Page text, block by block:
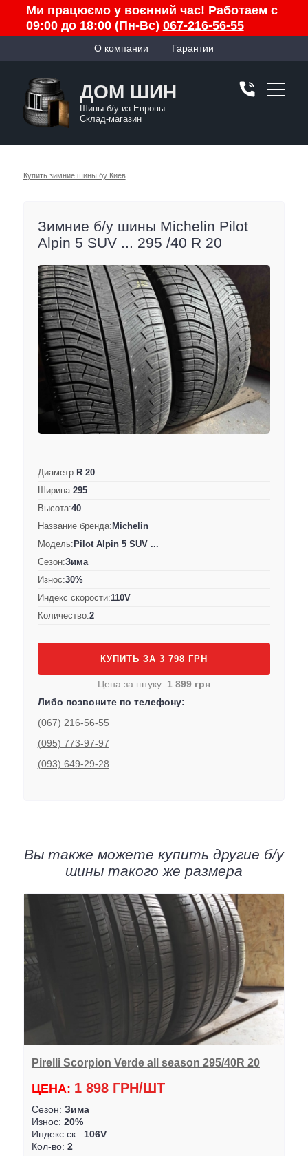
Ми працюємо у воєнний час! Работаем с
09:00 до 18:00 (Пн-Вс) 067-216-56-55
О компании Гарантии
ДОМ ШИН
Шины б/у из Европы.
Склад-магазин
Купить зимние шины бу Киев
Зимние б/у шины Michelin Pilot
Alpin 5 SUV ... 295 /40 R 20
Диаметр:R 20
Ширина:295
Высота:40
Название бренда:Michelin
Модель:Pilot Alpin 5 SUV ...
Сезон:Зима
Износ:30%
Индекс скорости:110V
Количество:2
КУПИТЬ ЗА 3 798 ГРН
Цена за штуку: 1 899 грн
Либо позвоните по телефону:
(067) 216-56-55
(095) 773-97-97
(093) 649-29-28
Вы также можете купить другие б/у
шины такого же размера
Pirelli Scorpion Verde all season 295/40R 20
ЦЕНА: 1 898 ГРН/ШТ
Сезон: Зима
Износ: 20%
Индекс ск.: 106V
Кол-во: 2